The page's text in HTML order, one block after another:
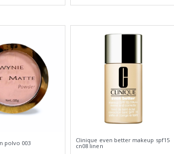
polvo 003
Clinique even better makeup spf15
cn08 linen